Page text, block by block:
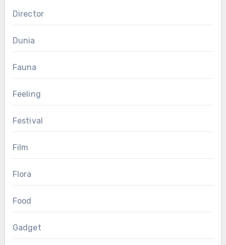
Director
Dunia
Fauna
Feeling
Festival
Film
Flora
Food
Gadget